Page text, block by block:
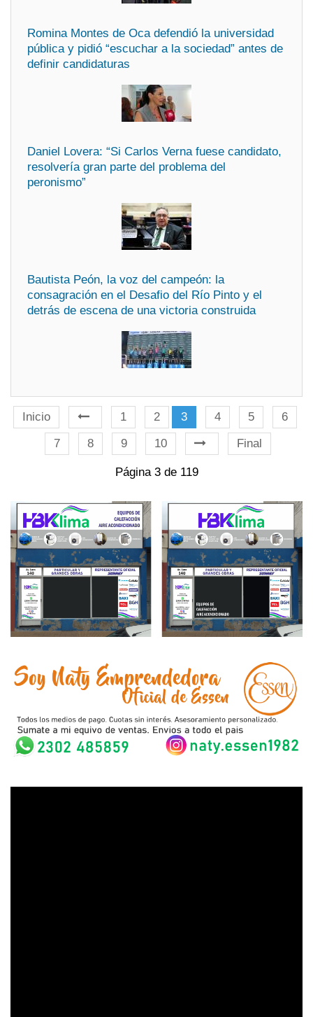
Romina Montes de Oca defendió la universidad
pública y pidió “escuchar a la sociedad” antes de
definir candidaturas
Daniel Lovera: “Si Carlos Verna fuese candidato,
resolvería gran parte del problema del
peronismo”
Bautista Peón, la voz del campeón: la
consagración en el Desafio del Río Pinto y el
detrás de escena de una victoria construida
Inicio 1 2 3 4 5
6
7
8 9 10 Final
Página 3 de 119